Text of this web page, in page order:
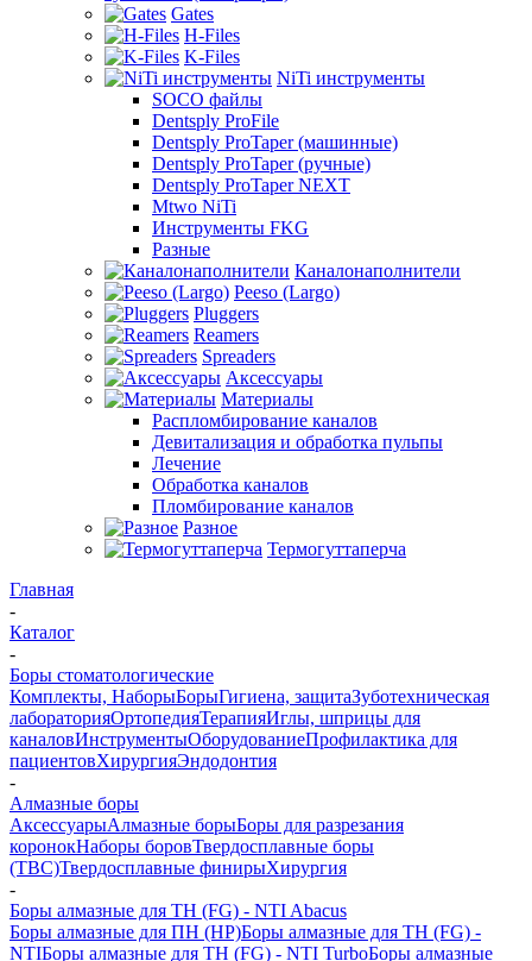
Gates
H-Files
K-Files
NiTi инструменты
SOCO файлы
Dentsply ProFile
Dentsply ProTaper (машинные)
Dentsply ProTaper (ручные)
Dentsply ProTaper NEXT
Mtwo NiTi
Инструменты FKG
Разные
Каналонаполнители
Peeso (Largo)
Pluggers
Reamers
Spreaders
Аксессуары
Материалы
Распломбирование каналов
Девитализация и обработка пульпы
Лечение
Обработка каналов
Пломбирование каналов
Разное
Термогуттаперча
Главная
-
Каталог
-
Боры стоматологические
Комплекты, НаборыБорыГигиена, защитаЗуботехническая
лабораторияОртопедияТерапияИглы, шприцы для
каналовИнструментыОборудованиеПрофилактика для
пациентовХирургияЭндодонтия
-
Алмазные боры
АксессуарыАлмазные борыБоры для разрезания
коронокНаборы боровТвердосплавные боры
(ТВС)Твердосплавные финирыХирургия
-
Боры алмазные для ТН (FG) - NTI Abacus
Боры алмазные для ПН (HP)Боры алмазные для ТН (FG) -
NTIБоры алмазные для ТН (FG) - NTI TurboБоры алмазные